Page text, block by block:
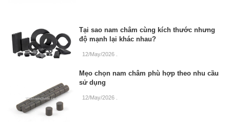
Tại sao nam châm cùng kích thước nhưng
độ mạnh lại khác nhau?
12/May/2026
Mẹo chọn nam châm phù hợp theo nhu cầu
sử dụng
12/May/2026